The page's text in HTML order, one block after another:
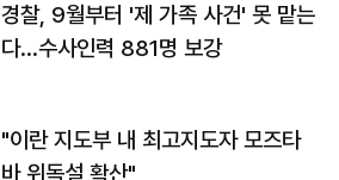
경찰, 9월부터 '제 가족 사건' 못 맡는
다…수사인력 881명 보강
"이란 지도부 내 최고지도자 모즈타
바 위독설 확산"